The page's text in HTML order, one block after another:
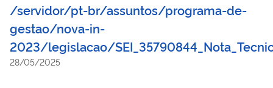
/servidor/pt-br/assuntos/programa-de-
gestao/nova-in-
2023/legislacao/
28/05/2025